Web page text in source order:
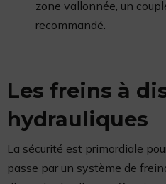
zone vallonnée, un
recommandé.
Les freins à
hydrauliques
La sécurité est primordiale
passe par un système de